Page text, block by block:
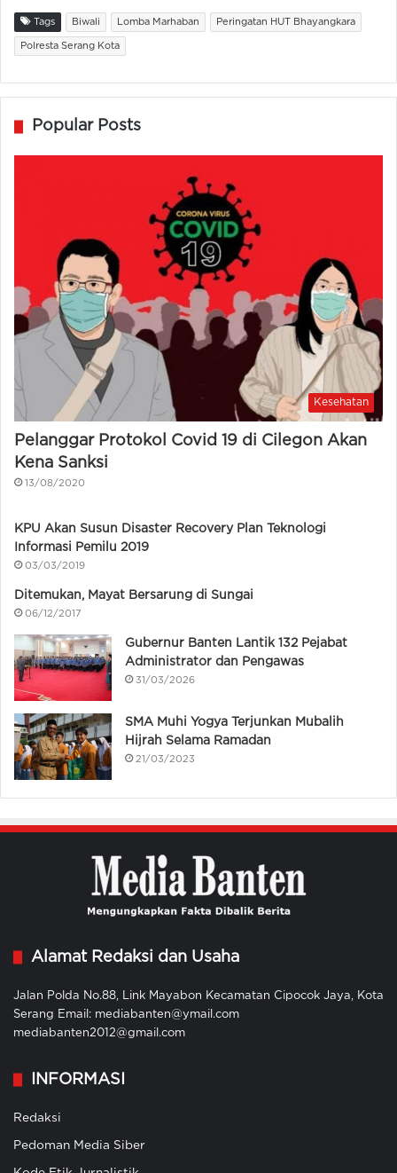
Tags Biwali Lomba Marhaban Peringatan HUT Bhayangkara
Polresta Serang Kota
Popular Posts
Kesehatan
Pelanggar Protokol Covid 19 di Cilegon Akan
Kena Sanksi
13/08/2020
KPU Akan Susun Disaster Recovery Plan Teknologi
Informasi Pemilu 2019
03/03/2019
Ditemukan, Mayat Bersarung di Sungai
06/12/2017
Gubernur Banten Lantik 132 Pejabat
Administrator dan Pengawas
31/03/2026
SMA Muhi Yogya Terjunkan Mubalih
Hijrah Selama Ramadan
21/03/2023
Alamat Redaksi dan Usaha
Jalan Polda No.88, Link Mayabon Kecamatan Cipocok Jaya, Kota
Serang Email: mediabanten@ymail.com
mediabanten2012@gmail.com
INFORMASI
Redaksi
Pedoman Media Siber